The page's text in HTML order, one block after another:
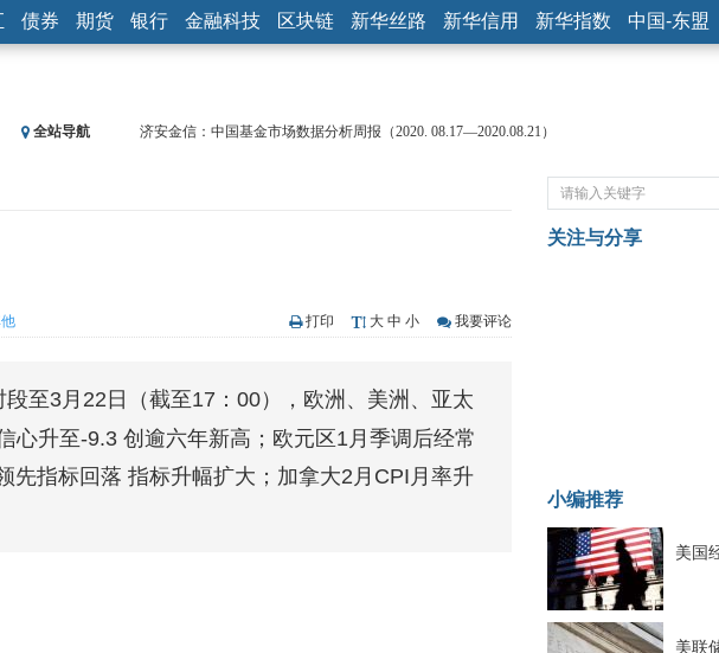
债券 期货 银行 金融科技 区块链 新华丝路 新华信用 新华指数 中国-东盟
全站导航
济安金信：中国基金市场数据分析周报（2020. 08.17—2020.08.21）
央行公开市场净投放300亿元 短端资金利率明显下行
恒生聚源：北斗收官之星发射成功，全产业链解析
打印 大 中 小 我要评论
至3月22日（截至17：00），欧洲、美洲、亚太
心升至-9.3 创逾六年新高；欧元区1月季调后经常
先指标回落 指标升幅扩大；加拿大2月CPI月率升
关注与分享
小编推荐
美国
美联